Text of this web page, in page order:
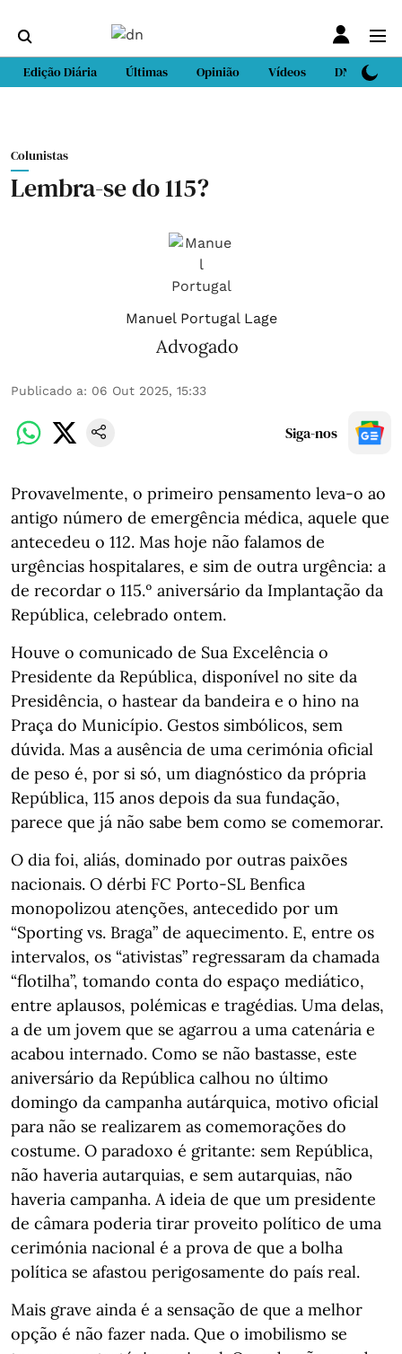
Edição Diária Últimas Opinião Vídeos DN Sport
Colunistas
Lembra-se do 115?
Manuel Portugal Lage
Advogado
Publicado a: 06 Out 2025, 15:33
Siga-nos
Provavelmente, o primeiro pensamento leva-o ao
antigo número de emergência médica, aquele que
antecedeu o 112. Mas hoje não falamos de
urgências hospitalares, e sim de outra urgência: a
de recordar o 115.º aniversário da Implantação da
República, celebrado ontem.
Houve o comunicado de Sua Excelência o
Presidente da República, disponível no site da
Presidência, o hastear da bandeira e o hino na
Praça do Município. Gestos simbólicos, sem
dúvida. Mas a ausência de uma cerimónia oficial
de peso é, por si só, um diagnóstico da própria
República, 115 anos depois da sua fundação,
parece que já não sabe bem como se comemorar.
O dia foi, aliás, dominado por outras paixões
nacionais. O dérbi FC Porto-SL Benfica
monopolizou atenções, antecedido por um
“Sporting vs. Braga” de aquecimento. E, entre os
intervalos, os “ativistas” regressaram da chamada
“flotilha”, tomando conta do espaço mediático,
entre aplausos, polémicas e tragédias. Uma delas,
a de um jovem que se agarrou a uma catenária e
acabou internado. Como se não bastasse, este
aniversário da República calhou no último
domingo da campanha autárquica, motivo oficial
para não se realizarem as comemorações do
costume. O paradoxo é gritante: sem República,
não haveria autarquias, e sem autarquias, não
haveria campanha. A ideia de que um presidente
de câmara poderia tirar proveito político de uma
cerimónia nacional é a prova de que a bolha
política se afastou perigosamente do país real.
Mais grave ainda é a sensação de que a melhor
opção é não fazer nada. Que o imobilismo se